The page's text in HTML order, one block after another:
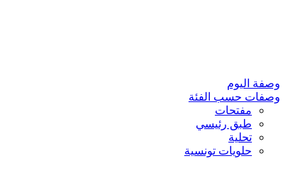
وصفة اليوم
وصفات حسب الفئة
مفتحات
طبق رئيسي
تحلية
حلويات تونسية